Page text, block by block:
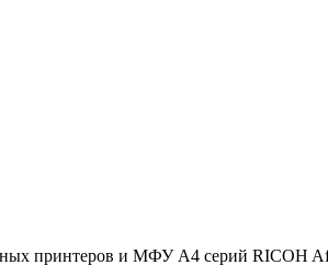
принтеров и МФУ A4 серий RICOH